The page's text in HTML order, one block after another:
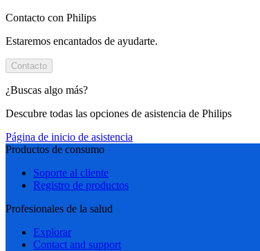
Contacto con Philips
Estaremos encantados de ayudarte.
Contacto
¿Buscas algo más?
Descubre todas las opciones de asistencia de Philips
Página de inicio de asistencia
Productos de consumo
Soporte al cliente
Registro de productos
Profesionales de la salud
Explorar
Contact and support